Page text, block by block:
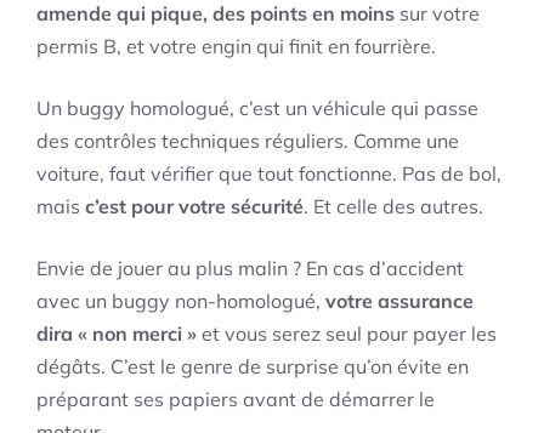
amende qui pique, des points en moins sur votre
permis B, et votre engin qui finit en fourrière.
Un buggy homologué, c’est un véhicule qui passe
des contrôles techniques réguliers. Comme une
voiture, faut vérifier que tout fonctionne. Pas de bol,
mais c’est pour votre sécurité. Et celle des autres.
Envie de jouer au plus malin ? En cas d’accident
avec un buggy non-homologué, votre assurance
dira « non merci » et vous serez seul pour payer les
dégâts. C’est le genre de surprise qu’on évite en
préparant ses papiers avant de démarrer le